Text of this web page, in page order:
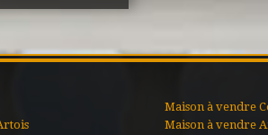
Maison à vendre
Maison à vendre